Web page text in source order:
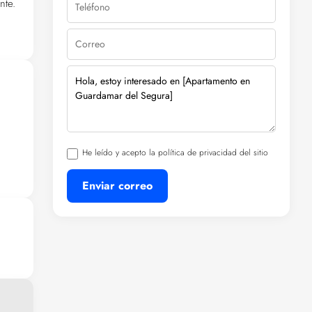
He leído y acepto la política de privacidad del sitio
Enviar correo